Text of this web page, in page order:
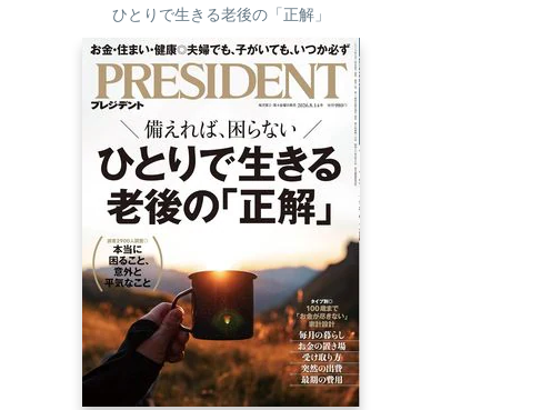
ひとりで生きる老後の「正解」